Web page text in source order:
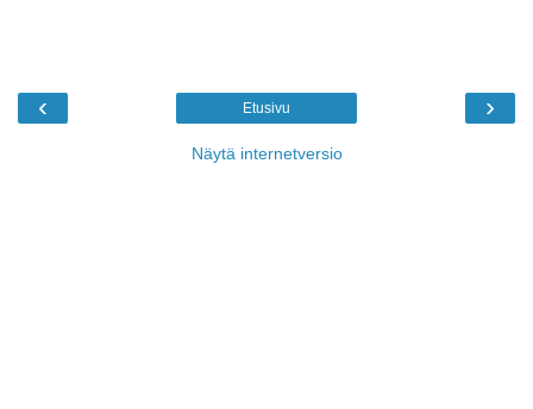
‹ ›
Etusivu
Näytä internetversio